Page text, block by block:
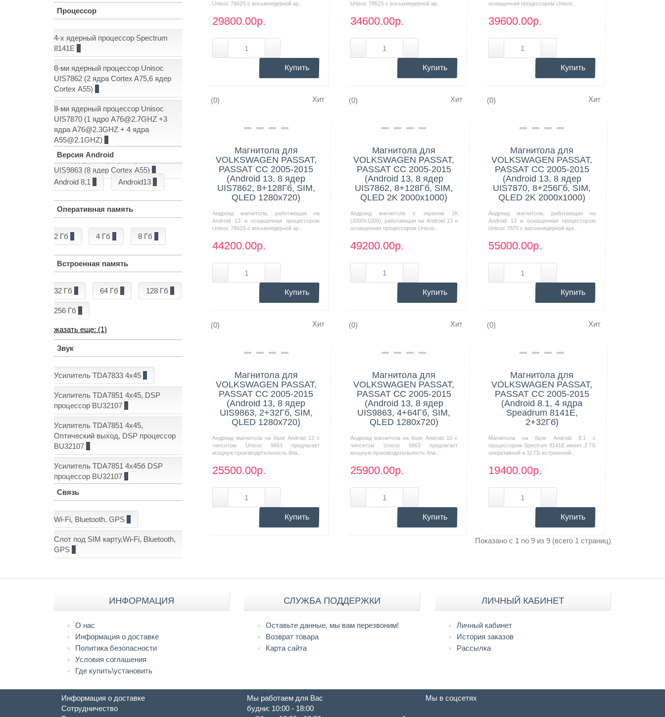
Процессор
4-х ядерный процессор Spectrum
8141E 1
8-ми ядерный процессор Unisoc
UIS7862 (2 ядра Cortex A75,6 ядер
Cortex А55) 5
8-ми ядерный процессор Unisoc
UIS7870 (1 ядро A76@2.7GHZ +3
ядра A76@2.3GHZ + 4 ядра
A55@2.1GHZ) 1
8-ми ядерный процессор Unisoc
UIS9863 (8 ядер Cortex А55)
Показать еще: (1)
Версия Android
Android 8,1 1 Android13 8
Оперативная память
2 Гб 4 Гб 4 8 Гб 3
Встроенная память
32 Гб 3 64 Гб 3 128 Гб
256 Гб 1
Показать еще: (1)
Звук
Усилитель TDA7833 4x45
Усилитель TDA7851 4x45, DSP
процессор BU32107 1
Усилитель TDA7851 4x45,
Оптический выход, DSP процессор
BU32107 5
Усилитель TDA7851 4x45б DSP
процессор BU32107 1
Показать еще: (1)
Связь
Wi-Fi, Bluetooth, GPS 1
Слот под SIM карту,Wi-Fi, Bluetooth,
GPS 8
Unisoc 7862S с восьмиядерной ар..
29800.00р.
Купить
Unisoc 7862S с восьмиядерной ар..
34600.00р.
Купить
оснащенная процессором Unisoc..
39600.00р.
Купить
(0) Хит
Нашли дешевле?
Магнитола для
VOLKSWAGEN PASSAT,
PASSAT CC 2005-2015
(Android 13, 8 ядер
UIS7862, 8+128Гб, SIM,
QLED 1280x720)
Андроид магнитола, работающая на
Android 13 и оснащенная процессором
Unisoc 7862S с восьмиядерной ар..
44200.00р.
Купить
(0) Хит
Нашли дешевле?
Магнитола для
VOLKSWAGEN PASSAT,
PASSAT CC 2005-2015
(Android 13, 8 ядер
UIS7862, 8+128Гб, SIM,
QLED 2K 2000x1000)
Андроид магнитола с экраном 2К
(2000х1000), работающая на Android 13 и
оснащенная процессором Unisoc..
49200.00р.
Купить
(0) Хит
Нашли дешевле?
Магнитола для
VOLKSWAGEN PASSAT,
PASSAT CC 2005-2015
(Android 13, 8 ядер
UIS7870, 8+256Гб, SIM,
QLED 2K 2000x1000)
Андроид магнитола, работающая на
Android 13 и оснащенная процессором
Unisoc 7870 с восьмиядерной арх..
55000.00р.
Купить
(0) Хит
Нашли дешевле?
Магнитола для
VOLKSWAGEN PASSAT,
PASSAT CC 2005-2015
(Android 13, 8 ядер
UIS9863, 2+32Гб, SIM,
QLED 1280x720)
Андроид магнитола на базе Android 13 с
чипсетом Unisoc 9863 предлагает
мощную производительность бла..
25500.00р.
Купить
(0) Хит
Нашли дешевле?
Магнитола для
VOLKSWAGEN PASSAT,
PASSAT CC 2005-2015
(Android 13, 8 ядер
UIS9863, 4+64Гб, SIM,
QLED 1280x720)
Андроид магнитола на базе Android 10 с
чипсетом Unisoc 9863 предлагает
мощную производительность бла..
25900.00р.
Купить
(0) Хит
Нашли дешевле?
Магнитола для
VOLKSWAGEN PASSAT,
PASSAT CC 2005-2015
(Android 8.1, 4 ядра
Speadrum 8141E,
2+32Гб)
Магнитола на базе Android 8.1 с
процессором Spectrum 8141E имеет 2 ГБ
оперативной и 32 ГБ встроенной..
19400.00р.
Купить
Показано с 1 по 9 из 9 (всего 1 страниц)
ИНФОРМАЦИЯ
О нас
Информация о доставке
Политика безопасности
Условия соглашения
Где купить\установить
СЛУЖБА ПОДДЕРЖКИ
Оставьте данные, мы вам перезвоним!
Возврат товара
Карта сайта
ЛИЧНЫЙ КАБИНЕТ
Личный кабинет
История заказов
Рассылка
Информация о доставке
Сотрудничество
Мы работаем для Вас
будни: 10:00 - 18:00
Мы в соцсетях